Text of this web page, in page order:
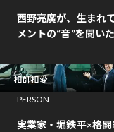
西野亮廣が、生まれ
メントの“音”を聞い
相師相愛
PERSON
実業家・堀鉄平×格